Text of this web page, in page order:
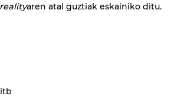
realityaren atal guztiak eskainiko ditu.